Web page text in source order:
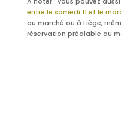
entre le samedi 11 et le
au marché ou à Liège,
réservation préalable au